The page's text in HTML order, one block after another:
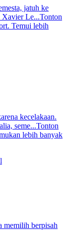
jatuh ke
Xavier Le...Tonton
Temui lebih
kecelakaan.
seme...Tonton
lebih banyak